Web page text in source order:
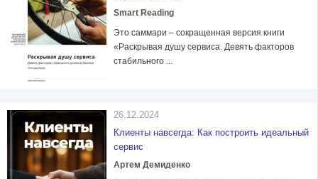
Smart Reading
Это саммари – сокращенная версия книги
«Раскрывая душу сервиса. Девять факторов
стабильного ...
26.12.2024
Клиенты навсегда: Как построить идеальный
сервис
Артем Демиденко